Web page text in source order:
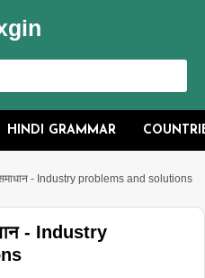
HINDI GRAMMAR
समाधान - Industry problems and solutions
- Industry